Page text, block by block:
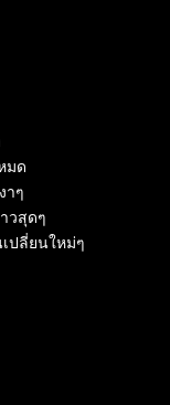
มด
าๆ
วสุดๆ
ปลี่ยนใหม่ๆ